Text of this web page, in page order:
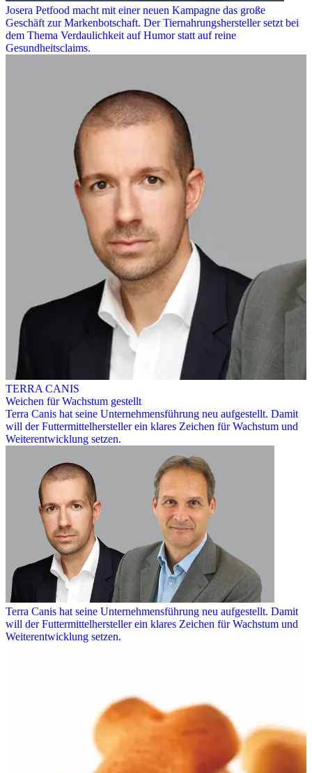
Josera Petfood macht mit einer neuen Kampagne das große
Geschäft zur Markenbotschaft. Der Tiernahrungshersteller setzt bei
dem Thema Verdaulichkeit auf Humor statt auf reine
Gesundheitsclaims.
TERRA CANIS
Weichen für Wachstum gestellt
Terra Canis hat seine Unternehmensführung neu aufgestellt. Damit
will der Futtermittelhersteller ein klares Zeichen für Wachstum und
Weiterentwicklung setzen.
Terra Canis hat seine Unternehmensführung neu aufgestellt. Damit
will der Futtermittelhersteller ein klares Zeichen für Wachstum und
Weiterentwicklung setzen.